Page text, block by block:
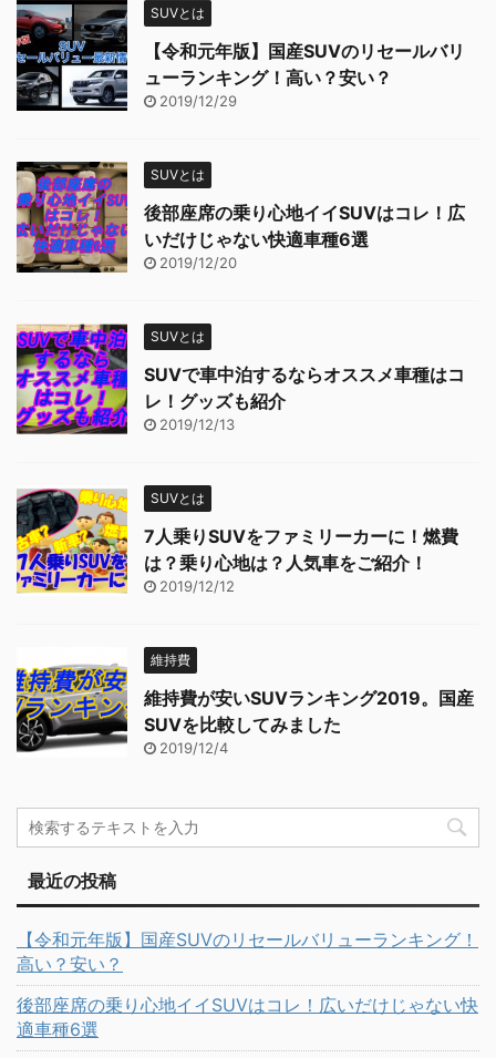
SUVとは
【令和元年版】国産SUVのリセールバリ
ューランキング！高い？安い？
2019/12/29
SUVとは
後部座席の乗り心地イイSUVはコレ！広
いだけじゃない快適車種6選
2019/12/20
SUVとは
SUVで車中泊するならオススメ車種はコ
レ！グッズも紹介
2019/12/13
SUVとは
7人乗りSUVをファミリーカーに！燃費
は？乗り心地は？人気車をご紹介！
2019/12/12
維持費
維持費が安いSUVランキング2019。国産
SUVを比較してみました
2019/12/4
最近の投稿
【令和元年版】国産SUVのリセールバリューランキング！
高い？安い？
後部座席の乗り心地イイSUVはコレ！広いだけじゃない快
適車種6選